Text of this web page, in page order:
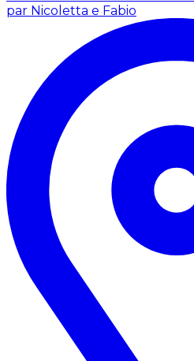
par Nicoletta e Fabio